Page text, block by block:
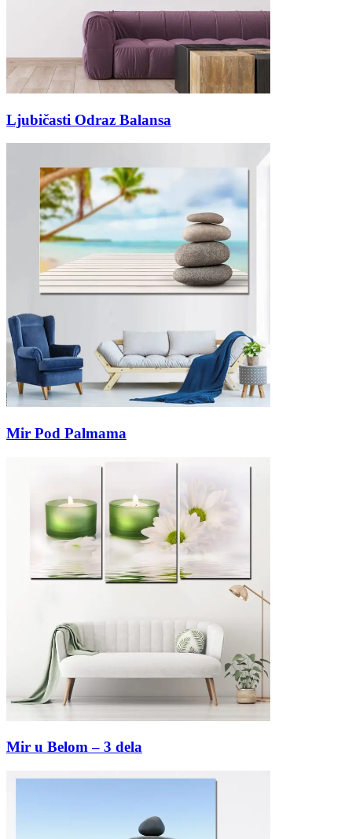
Ljubičasti Odraz Balansa
Mir Pod Palmama
Mir u Belom – 3 dela